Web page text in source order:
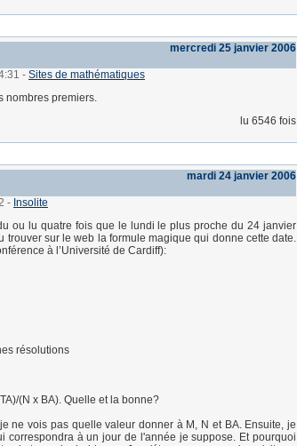
mercredi 25 janvier 2006
- Sites de mathématiques
nombres premiers.
lu 6546 fois
mardi 24 janvier 2006
- Insolite
ou lu quatre fois que le lundi le plus proche du 24 janvier
sur le web la formule magique qui donne cette date.
à l’Université de Cardiff):
résolutions
(N x BA). Quelle et la bonne?
ne vois pas quelle valeur donner à M, N et BA. Ensuite, je
correspondra à un jour de l'année je suppose. Et pourquoi